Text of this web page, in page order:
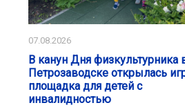
07.08.2026
В канун Дня физкультурника
Петрозаводске открылась
площадка для детей с
инвалидностью